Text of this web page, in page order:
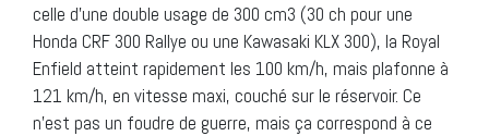
celle d’une double usage de 300 cm3 (30 ch pour une
Honda CRF 300 Rallye ou une Kawasaki KLX 300), la Royal
Enfield atteint rapidement les 100 km/h, mais plafonne à
121 km/h, en vitesse maxi, couché sur le réservoir. Ce
n’est pas un foudre de guerre, mais ça correspond à ce